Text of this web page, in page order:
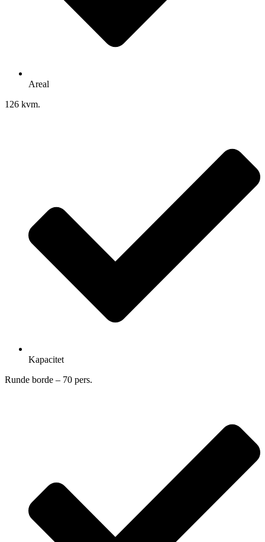
Areal
126 kvm.
Kapacitet
Runde borde – 70 pers.